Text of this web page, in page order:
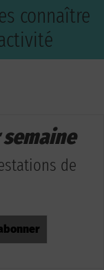
connaître
de